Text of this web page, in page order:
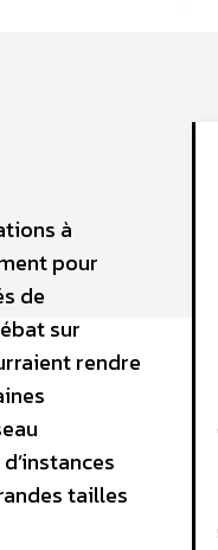
à
pour
de
sur
rendre
tailles